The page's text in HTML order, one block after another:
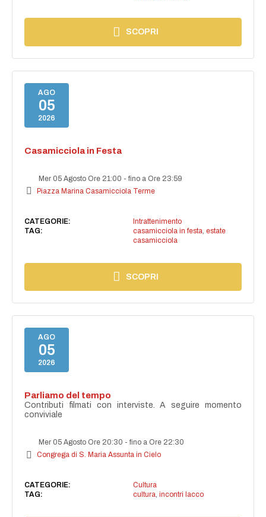
SCOPRI
AGO
05
2026
Casamicciola in Festa
Mer 05 Agosto Ore 21:00 -fino a Ore 23:59
Piazza Marina Casamicciola Terme
CATEGORIE:
Intrattenimento
TAG:
casamicciola in festa estate
casamicciola
SCOPRI
AGO
05
2026
Parliamo del tempo
Contributi filmati con interviste. A seguire momento
conviviale
Mer 05 Agosto Ore 20:30 -fino a Ore 22:30
Congrega di S. Maria Assunta in Cielo
CATEGORIE:
Cultura
TAG:
cultura, incontri lacco